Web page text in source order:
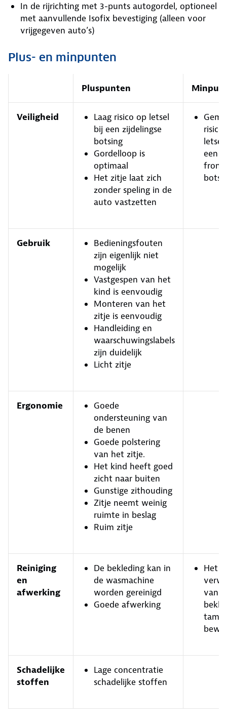
In de rijrichting met 3-punts autogordel, optioneel
met aanvullende Isofix bevestiging (alleen voor
vrijgegeven auto’s)
Plus- en minpunten
Pluspunten
Veiligheid
Laag risico op letsel
bij een zijdelingse
botsing
Gordelloop is
optimaal
Het zitje laat zich
zonder speling in de
auto vastzetten
risico
letsel
een
Gebruik
Bedieningsfouten
zijn eigenlijk niet
mogelijk
Vastgespen van het
kind is eenvoudig
Monteren van het
zitje is eenvoudig
Handleiding en
waarschuwingslabels
zijn duidelijk
Licht zitje
Ergonomie
Goede
ondersteuning van
de benen
Goede polstering
van het zitje.
Het kind heeft goed
zicht naar buiten
Gunstige zithouding
Zitje neemt weinig
ruimte in beslag
Ruim zitje
Reiniging
en
afwerking
De bekleding kan in
de wasmachine
worden gereinigd
Goede afwerking
Het
van
Schadelijke
stoffen
Lage concentratie
schadelijke stoffen